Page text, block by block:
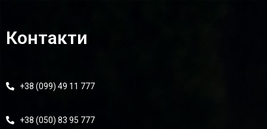
Контакти
+38 (099) 49 11 777
+38 (050) 83 95 777